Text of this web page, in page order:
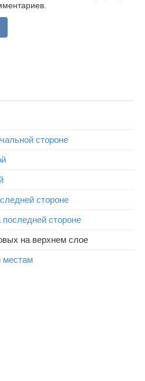
стороне
стороне
стороне
на верхнем слое
местам